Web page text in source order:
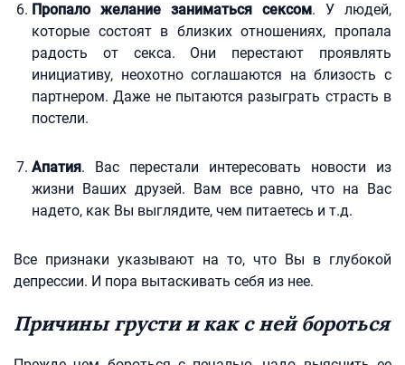
Пропало желание заниматься сексом. У людей,
которые состоят в близких отношениях, пропала
радость от секса. Они перестают проявлять
инициативу, неохотно соглашаются на близость с
партнером. Даже не пытаются разыграть страсть в
постели.
Апатия. Вас перестали интересовать новости из
жизни Ваших друзей. Вам все равно, что на Вас
надето, как Вы выглядите, чем питаетесь и т.д.
Все признаки указывают на то, что Вы в глубокой
депрессии. И пора вытаскивать себя из нее.
Причины грусти и как с ней бороться